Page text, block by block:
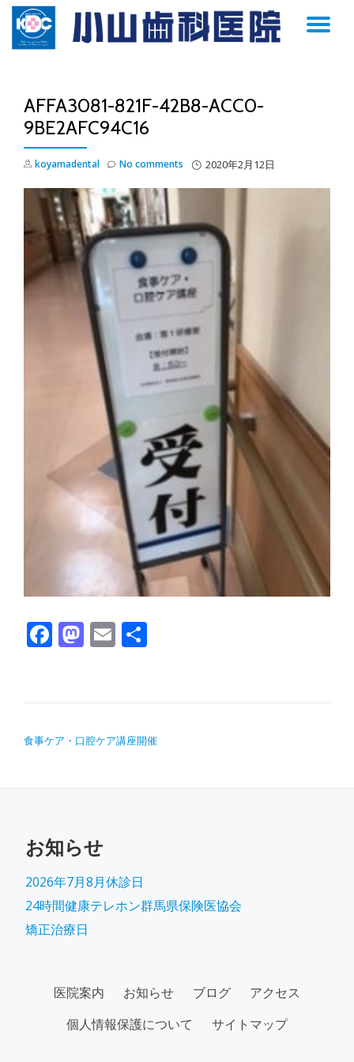
AFFA3081-821F-42B8-ACC0-
9BE2AFC94C16
koyamadental 2020年2月12日
No comments
FacebookMastodon
Email
食事ケア・口腔ケア講座開催
お知らせ
2026年7月8月休診日
24時間健康テレホン群馬県保険医協会
矯正治療日
SECONDARY
医院案内 お知らせ ブログ
アクセス
個人情報保護について
サイトマップ